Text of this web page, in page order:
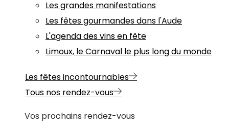
Les grandes manifestations
Les fêtes gourmandes dans l'Aude
L'agenda des vins en fête
Limoux, le Carnaval le plus long du monde
Les fêtes incontournables
Tous nos rendez-vous
Vos prochains rendez-vous